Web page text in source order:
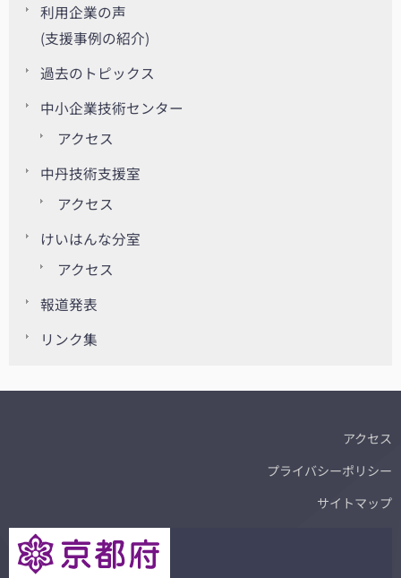
利用企業の声
(支援事例の紹介)
過去のトピックス
中小企業技術センター
アクセス
中丹技術支援室
アクセス
けいはんな分室
アクセス
報道発表
リンク集
アクセス
プライバシーポリシー
サイトマップ